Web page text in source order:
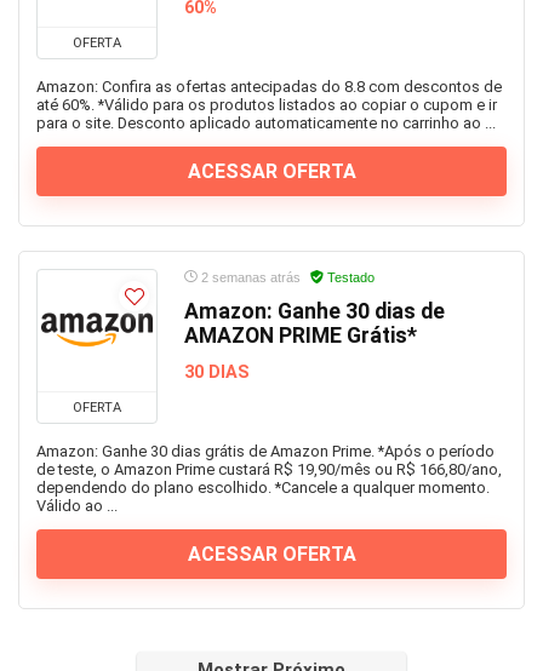
Cursos online
Eletro
Esportes
Ferramentas
Games
Geral
Imagem e Vídeo
Infantil
Informática
Joias e Relógios
Livros
Malas e Mochilas
Mercado
OFERTA
60%
Amazon: Confira as ofertas antecipadas do 8.8 com descontos de
até 60%. *Válido para os produtos listados ao copiar o cupom e ir
para o site. Desconto aplicado automaticamente no carrinho ao ...
ACESSAR OFERTA
OFERTA
2 semanas atrás Testado
Amazon: Ganhe 30 dias de
AMAZON PRIME Grátis*
30 DIAS
Amazon: Ganhe 30 dias grátis de Amazon Prime. *Após o período
de teste, o Amazon Prime custará R$ 19,90/mês ou R$ 166,80/ano,
dependendo do plano escolhido. *Cancele a qualquer momento.
Válido ao ...
ACESSAR OFERTA